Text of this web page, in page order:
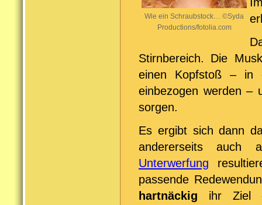
Wie ein Schraubstock… ©Syda
Productions/fotolia.com
Stirnbereich. Die
einen Kopfstoß – in
einbezogen werden –
sorgen.
Es ergibt sich dann
andererseits
Unterwerfung
passende
hartnäckig ihr Ziel